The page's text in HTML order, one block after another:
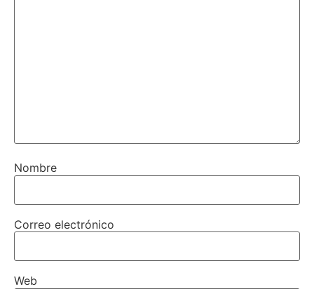
Nombre
Correo electrónico
Web